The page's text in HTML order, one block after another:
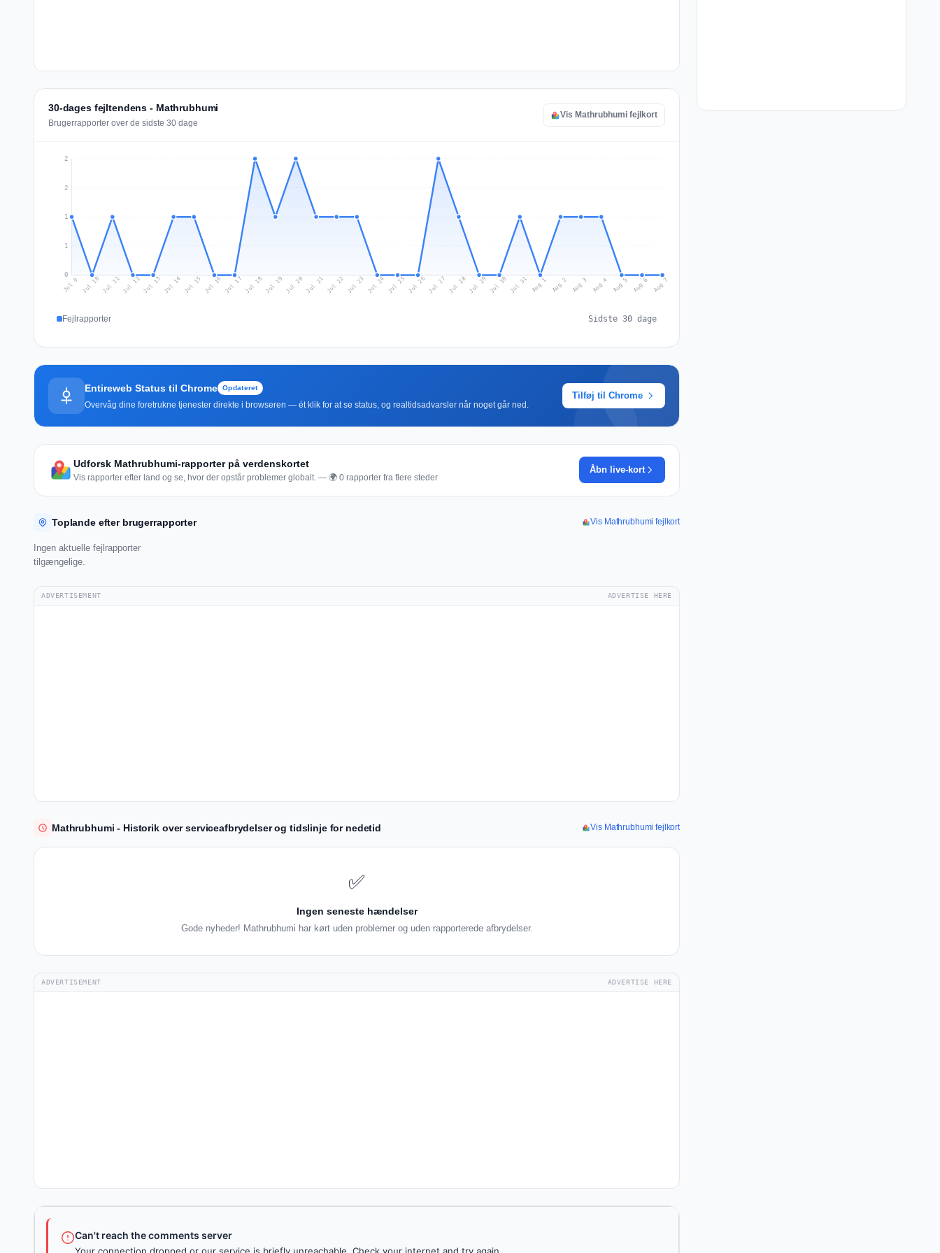
30-dages fejltendens - Mathrubhumi
Brugerrapporter over de sidste 30 dage
Vis Mathrubhumi fejlkort
0
1
1
2
2
Jul 9 Jul 10 Jul 11Jul 12Jul 13 Jul 14 Jul 15 Jul 16 Jul 17 Jul 18Jul 19 Jul 20 Jul 21 Jul 22 Jul 23 Jul 24 Jul 25 Jul 26Jul 27 Jul 28Jul 29 Jul 30 Jul 31 Aug 1 Aug 2 Aug 3 Aug 4 Aug 5 Aug 6 Aug 7
Fejlrapporter Sidste 30 dage
Entireweb Status til Chrome Opdateret
Overvåg dine foretrukne tjenester direkte i browseren — ét klik for at se status, og realtidsadvarsler når noget går ned.
Tilføj til Chrome
Udforsk Mathrubhumi-rapporter på verdenskortet
Vis rapporter efter land og se, hvor der opstår problemer globalt. — 🌍 0 rapporter fra flere steder
Åbn live-kort
Toplande efter brugerrapporter Vis Mathrubhumi fejlkort
Ingen aktuelle fejlrapporter
tilgængelige.
ADVERTISEMENT ADVERTISE HERE
Mathrubhumi - Historik over serviceafbrydelser og tidslinje for nedetid Vis Mathrubhumi fejlkort
✅
Ingen seneste hændelser
Gode nyheder! Mathrubhumi har kørt uden problemer og uden rapporterede afbrydelser.
ADVERTISEMENT ADVERTISE HERE
Can't reach the comments server
Your connection dropped or our service is briefly unreachable. Check your internet and try again.